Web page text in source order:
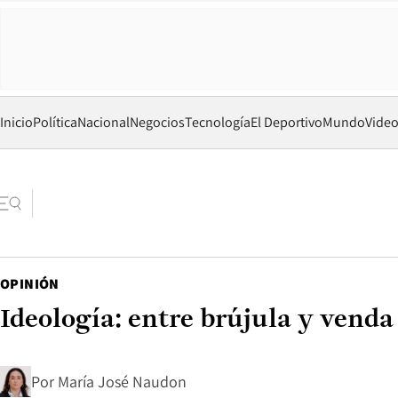
InicioPolíticaNacionalNegociosTecnologíaEl DeportivoMundo
OPINIÓN
Ideología: entre brújula y venda
Por María José Naudon